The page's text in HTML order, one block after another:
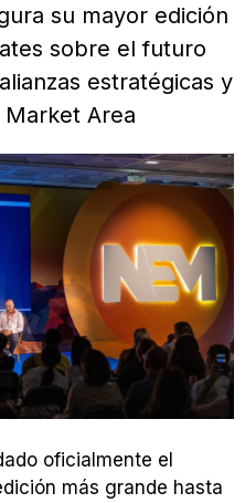
su mayor edición
sobre el futuro
estratégicas y
Area
oficialmente el
más grande hasta